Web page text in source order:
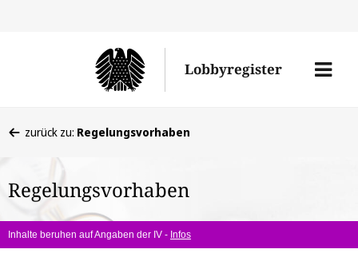
Lobbyregister
Menü
befinden
hier:
zurück zu: Regelungsvorhaben
Regelungsvorhaben
Inhalte beruhen auf Angaben der IV - Infos